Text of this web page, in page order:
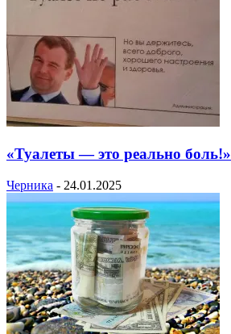
«Туалеты — это реально боль!»
Черника - 24.01.2025